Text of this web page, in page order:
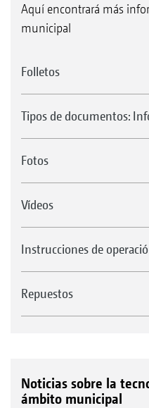
Aquí encontrará más
municipal
Folletos
Tipos de documentos:
Fotos
Vídeos
Instrucciones de
Repuestos
Noticias sobre la
ámbito municipal